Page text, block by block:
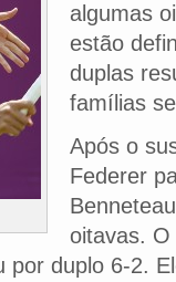
algumas
estão
duplas
famílias
Após o
Federer
oitavas.
por duplo 6-2.